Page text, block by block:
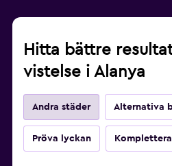
Hitta bättre
vistelse i Alanya
Andra städer Alternativa
Pröva lyckan